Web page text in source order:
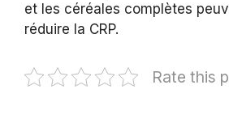
et les céréales complètes
réduire la CRP.
Rate this